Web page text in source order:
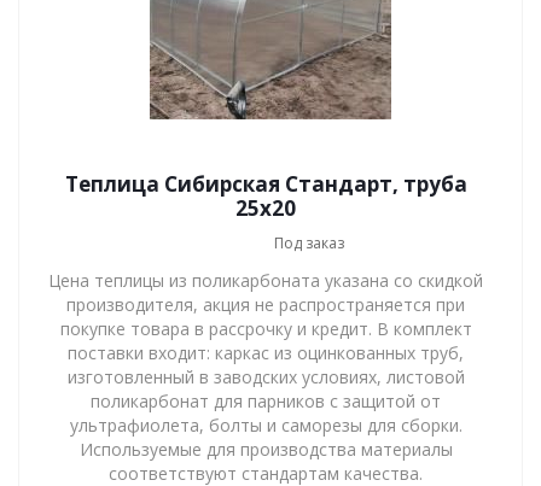
Теплица Сибирская Стандарт, труба
25х20
Под заказ
Цена теплицы из поликарбоната указана со скидкой
производителя, акция не распространяется при
покупке товара в рассрочку и кредит. В комплект
поставки входит: каркас из оцинкованных труб,
изготовленный в заводских условиях, листовой
поликарбонат для парников с защитой от
ультрафиолета, болты и саморезы для сборки.
Используемые для производства материалы
соответствуют стандартам качества.